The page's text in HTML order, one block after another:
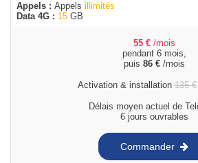
Appels : Appels illimités
Data 4G : 15 GB
55 € /mois
pendant 6 mois,
puis 86 €/mois
Activation & installation135€
Délais moyen actuel de
6 jours ouvrables
Commander